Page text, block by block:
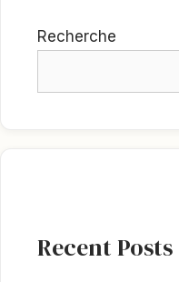
Recherche
Recent Posts